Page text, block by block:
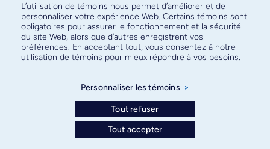
Abonnez-vous à notre infolettre
pour connaître l’actualité facultaire
L’utilisation de témoins nous permet d’améliorer et de
personnaliser votre expérience Web. Certains témoins sont
obligatoires pour assurer le fonctionnement et la sécurité
du site Web, alors que d’autres enregistrent vos
préférences. En acceptant tout, vous consentez à notre
utilisation de témoins pour mieux répondre à vos besoins.
Personnaliser les témoins >
Tout refuser
Tout accepter